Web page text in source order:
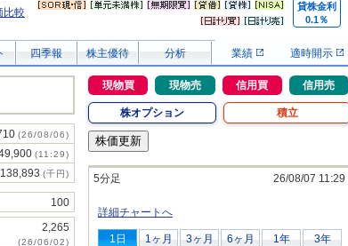
比較
貸株金利
0.1％
四季報 株主優待 分析 業績 適時開示
(26/08/06)
(11:29)
138,893 (千円)
100
2,265
(26/06/02)
現物買 現物売 信用買 信用売
株オプション 積立
5分足 26/08/07 11:29
詳細チャートへ
1日 1ヶ月 3ヶ月 6ヶ月 1年 3年